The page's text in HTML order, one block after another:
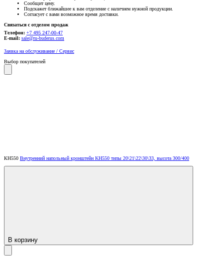
Сообщит цену.
Подскажет ближайшее к вам отделение с наличием нужной продукции.
Согласует с вами возможное время доставки.
Связаться с отделом продаж
Телефон: +7 495 247-00-47
E-mail: sale@ru-buderus.com
Заявка на обслуживание / Сервис
Выбор покупателей
КН550 Внутренний напольный кронштейн KH550 типы 20\21\22\30\33, высота 300/400
В корзину